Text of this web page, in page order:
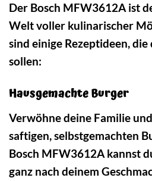
Der Bosch MFW3612A ist
Welt voller kulinarischer
sind einige Rezeptideen,
sollen:
Hausgemachte Burger
Verwöhne deine Familie
saftigen, selbstgemachten
Bosch MFW3612A kannst
ganz nach deinem